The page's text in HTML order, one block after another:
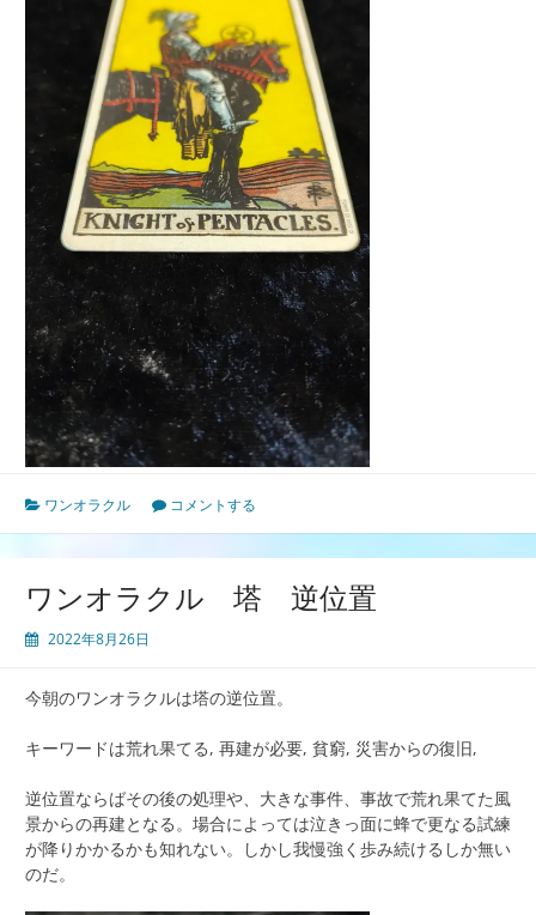
ワンオラクル コメントする
ワンオラクル 塔 逆位置
2022年8月26日
今朝のワンオラクルは塔の逆位置。
キーワードは荒れ果てる, 再建が必要, 貧窮, 災害からの復旧,
逆位置ならばその後の処理や、大きな事件、事故で荒れ果てた風
景からの再建となる。場合によっては泣きっ面に蜂で更なる試練
が降りかかるかも知れない。しかし我慢強く歩み続けるしか無い
のだ。